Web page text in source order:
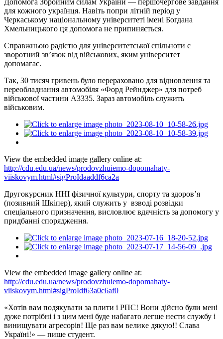
для кожного українця. Навіть попри літній період у
Черкаському національному університеті імені Богдана
Хмельницького ця допомога не припиняється.
Справжньою радістю для університетської спільноти є
зворотний зв’язок від військових, яким університет
допомагає.
Так, 30 тисяч гривень було перераховано для відновлення та
переобладнання автомобіля «Форд Рейнджер» для потреб
військової частини А3335. Зараз автомобіль служить
військовим.
View the embedded image gallery online at:
http://cdu.edu.ua/news/prodovzhuiemo-dopomahaty-
viiskovym.html#sigProIdaaddf6ca2a
Другокурсник ННІ фізичної культури, спорту та здоров’я
(позивний Шкіпер), який служить у взводі розвідки
спеціального призначення, висловлює вдячність за допомогу у
придбанні спорядження.
View the embedded image gallery online at:
http://cdu.edu.ua/news/prodovzhuiemo-dopomahaty-
viiskovym.html#sigProIdf63a0c6af0
«Хотів вам подякувати за плити і РПС! Вони дійсно були мені
дуже потрібні і з цим мені буде набагато легше нести службу і
винищувати агресорів! Ще раз вам велике дякую!! Слава
Україні!» — пише студент.